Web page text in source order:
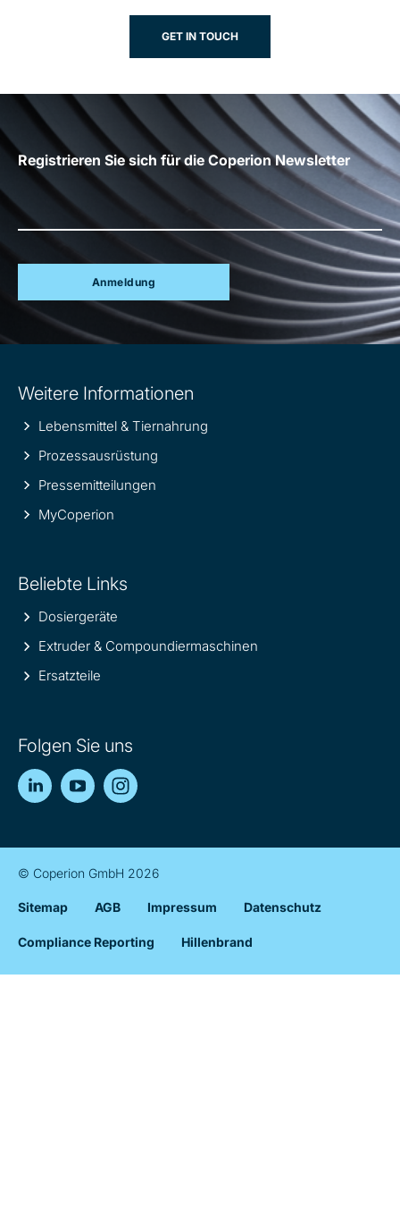
GET IN TOUCH
Registrieren Sie sich für die Coperion Newsletter
Anmeldung
information
Weitere Informationen
Lebensmittel & Tiernahrung
Prozessausrüstung
Pressemitteilungen
MyCoperion
Beliebte Links
Dosiergeräte
Extruder & Compoundiermaschinen
Ersatzteile
Folgen Sie uns
LinkedInYouTube
© Coperion GmbH 2026
Sitemap AGB Impressum Datenschutz
Compliance Reporting Hillenbrand